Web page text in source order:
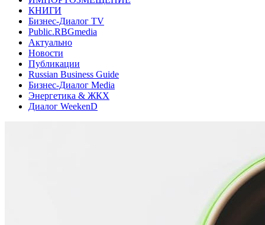
КНИГИ
Бизнес-Диалог TV
Public.RBGmedia
Актуально
Новости
Публикации
Russian Business Guide
Бизнес-Диалог Media
Энергетика & ЖКХ
Диалог WeekenD